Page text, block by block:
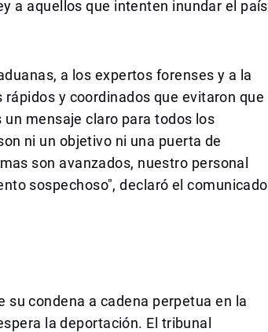
a aquellos que intenten inundar el país
a los expertos forenses y a la
y coordinados que evitaron que
un mensaje claro para todos los
ni un objetivo ni una puerta de
son avanzados, nuestro personal
sospechoso", declaró el comunicado
condena a cadena perpetua en la
la deportación. El tribunal